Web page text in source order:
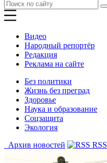
Видео
Народный репортёр
Редакция
Реклама на сайте
Без политики
Жизнь без преград
Здоровье
Наука и образование
Соцзащита
Экология
Архив новостей
RSS